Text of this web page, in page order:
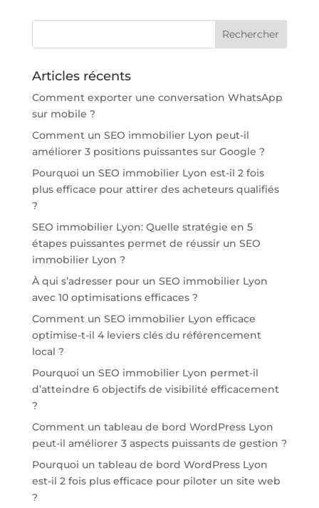
Articles récents
Comment exporter une conversation WhatsApp
sur mobile ?
Comment un SEO immobilier Lyon peut-il
améliorer 3 positions puissantes sur Google ?
Pourquoi un SEO immobilier Lyon est-il 2 fois
plus efficace pour attirer des acheteurs qualifiés
?
SEO immobilier Lyon: Quelle stratégie en 5
étapes puissantes permet de réussir un SEO
immobilier Lyon ?
À qui s’adresser pour un SEO immobilier Lyon
avec 10 optimisations efficaces ?
Comment un SEO immobilier Lyon efficace
optimise-t-il 4 leviers clés du référencement
local ?
Pourquoi un SEO immobilier Lyon permet-il
d’atteindre 6 objectifs de visibilité efficacement
?
Comment un tableau de bord WordPress Lyon
peut-il améliorer 3 aspects puissants de gestion ?
Pourquoi un tableau de bord WordPress Lyon
est-il 2 fois plus efficace pour piloter un site web
?